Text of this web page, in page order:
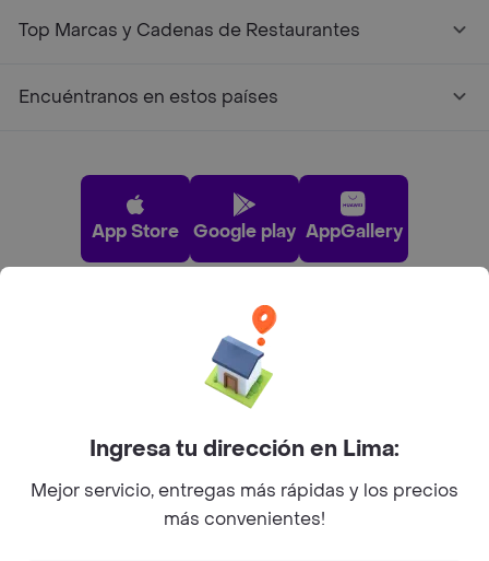
Top Marcas y Cadenas de Restaurantes
Encuéntranos en estos países
App Store Google play AppGallery
Pide tu comida favorita cerca de ti
Ingresa tu dirección en Lima:
Mejor servicio, entregas más rápidas y los precios
más convenientes!